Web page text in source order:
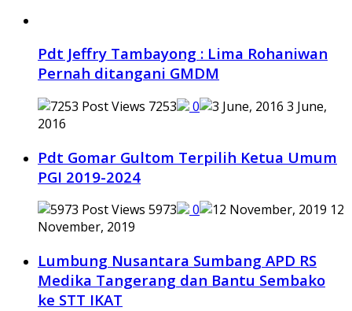
Pdt Jeffry Tambayong : Lima Rohaniwan
Pernah ditangani GMDM
7253 0
3 June,
2016
Pdt Gomar Gultom Terpilih Ketua Umum
PGI 2019-2024
5973 0
12
November, 2019
Lumbung Nusantara Sumbang APD RS
Medika Tangerang dan Bantu Sembako
ke STT IKAT